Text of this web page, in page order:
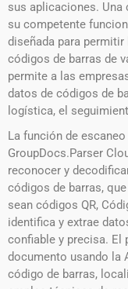
sus aplicaciones. Una
su competente
diseñada para
códigos de barras de
permite a las
datos de códigos de
logística, el
La función de
GroupDocs.Parser
reconocer y
códigos de barras,
sean códigos QR,
identifica y extrae
confiable y precisa. El
documento usando la
código de barras,